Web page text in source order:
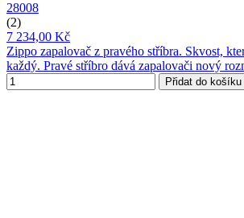
28008
(2)
7 234,00 Kč
Zippo zapalovač z pravého stříbra. Skvost,
každý. Pravé stříbro dává zapalovači nový
Přidat do košíku